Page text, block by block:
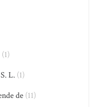
(1)
L.(1)
de (11)